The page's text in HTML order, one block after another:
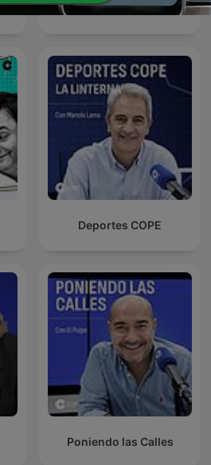
Tiempo de Juego
Deportes COPE
Poniendo las Calles